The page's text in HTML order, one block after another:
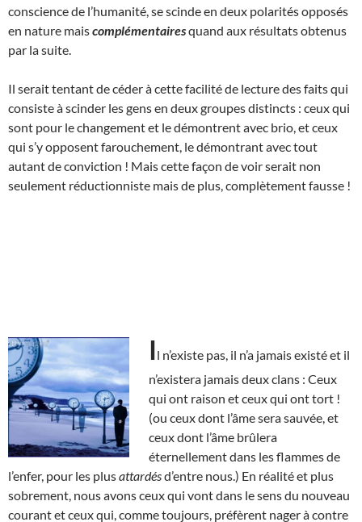
conscience de l’humanité, se scinde en deux polarités opposés
en nature maiscomplémentairesquand aux résultats obtenus
par la suite.
Il serait tentant de céder à cette facilité de lecture des faits qui
consiste à scinder les gens en deux groupes distincts : ceux qui
sont pour le changement et le démontrent avec brio, et ceux
qui s’y opposent farouchement, le démontrant avec tout
autant de conviction ! Mais cette façon de voir serait non
seulement réductionniste mais de plus, complètement fausse !
Il n’existe pas, il n’a jamais existé et il
n’existera jamais deux clans : Ceux
qui ont raison et ceux qui ont tort !
(ou ceux dont l’âme sera sauvée, et
ceux dont l’âme brûlera
éternellement dans les flammes de
l’enfer, pour les plusattardésd’entre nous.) En réalité et plus
sobrement, nous avons ceux qui vont dans le sens du nouveau
courant et ceux qui, comme toujours, préfèrent nager à contre